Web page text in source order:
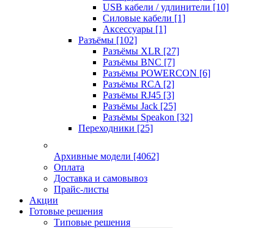
USB кабели / удлинители [10]
Силовые кабели [1]
Аксессуары [1]
Разъёмы [102]
Разъёмы XLR [27]
Разъёмы BNC [7]
Разъёмы POWERCON [6]
Разъёмы RCA [2]
Разъёмы RJ45 [3]
Разъёмы Jack [25]
Разъёмы Speakon [32]
Переходники [25]
Архивные модели [4062]
Оплата
Доставка и самовывоз
Прайс-листы
Акции
Готовые решения
Типовые решения